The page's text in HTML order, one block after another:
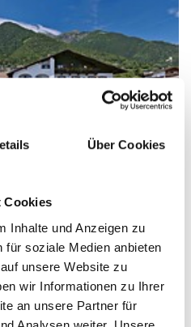
Über Cookies
Cookies
Inhalte und Anzeigen zu
für soziale Medien anbieten
unsere Website zu
wir Informationen zu Ihrer
an unsere Partner für
Tirol